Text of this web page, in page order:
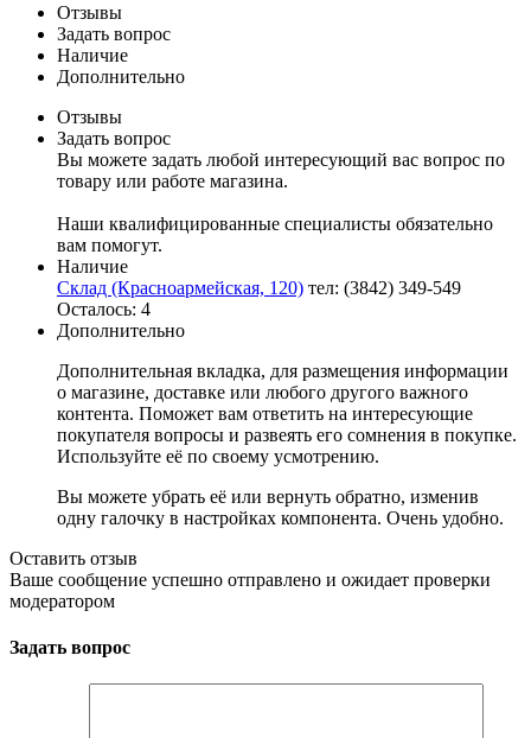
Отзывы
Задать вопрос
Наличие
Дополнительно
Отзывы
Задать вопрос
Вы можете задать любой интересующий вас вопрос по
товару или работе магазина.
Наши квалифицированные специалисты обязательно
вам помогут.
Наличие
Склад (Красноармейская, 120) тел: (3842) 349-549
Осталось: 4
Дополнительно
Дополнительная вкладка, для размещения информации
о магазине, доставке или любого другого важного
контента. Поможет вам ответить на интересующие
покупателя вопросы и развеять его сомнения в покупке.
Используйте её по своему усмотрению.
Вы можете убрать её или вернуть обратно, изменив
одну галочку в настройках компонента. Очень удобно.
Оставить отзыв
Ваше сообщение успешно отправлено и ожидает проверки
модератором
Задать вопрос